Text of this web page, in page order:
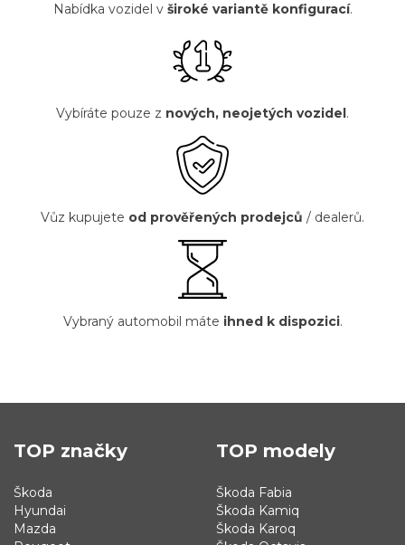
Nabídka vozidel v široké variantě konfigurací.
Vybíráte pouze z nových, neojetých vozidel .
Vůz kupujete od prověřených prodejců / dealerů.
Vybraný automobil máte ihned k dispozici.
TOP značky
Škoda
Hyundai
Mazda
TOP modely
Škoda Fabia
Škoda Kamiq
Škoda Karoq